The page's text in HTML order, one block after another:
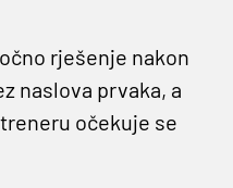
rješenje nakon
naslova prvaka, a
očekuje se